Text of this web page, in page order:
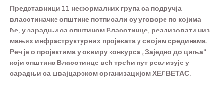
Представници 11 неформалних група са подручја
власотиначке општине потписали су уговоре по којима
ће, у сарадњи са општином Власотинце, реализовати низ
мањих инфраструктурних пројеката у својим срединама.
Реч је о пројектима у оквиру конкурса „Заједно до циља“
који општина Власотинце већ трећи пут реализује у
сарадњи са швајцарском организацијом ХЕЛВЕТАС.